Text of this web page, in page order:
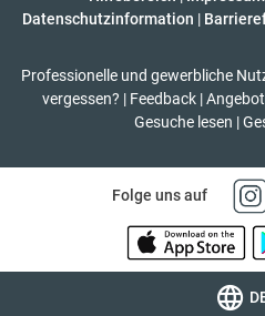
Datenschutzinformation |
Professionelle und gewerbliche
vergessen? | Feedback |
Gesuche lesen |
Folge uns auf